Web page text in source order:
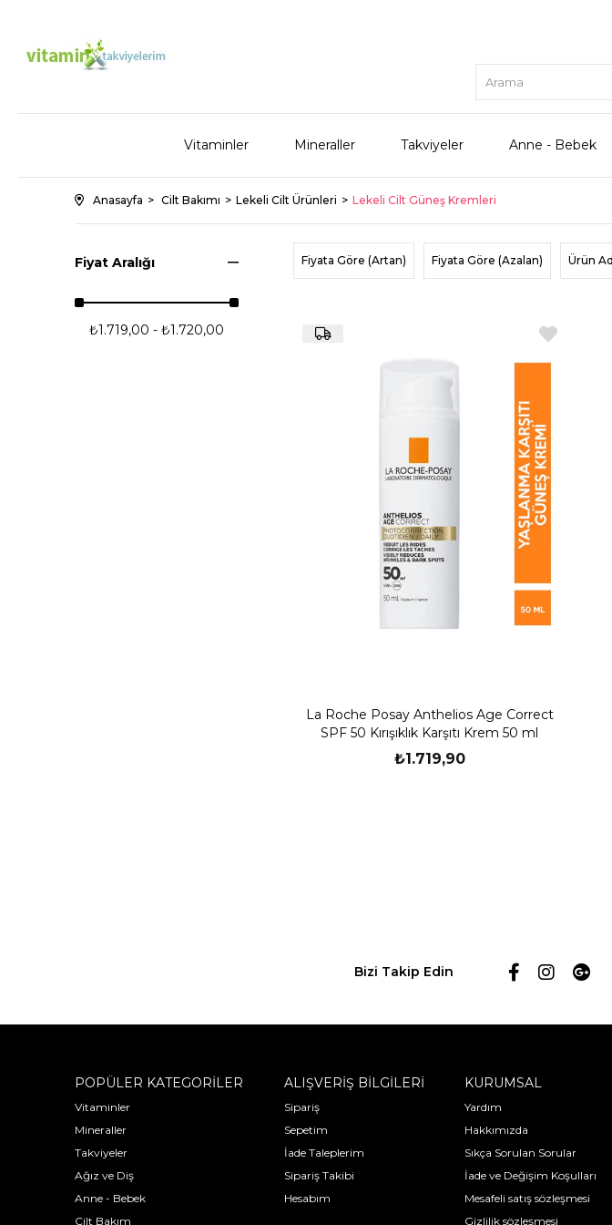
Vitaminler Mineraller Takviyeler Anne - Bebek
Anasayfa Cilt Bakımı Lekeli Cilt Ürünleri Lekeli Cilt Güneş Kremleri
Fiyat Aralığı
₺1.719,00 - ₺1.720,00
Fiyata Göre (Artan) Fiyata Göre (Azalan) Ürün
La Roche Posay Anthelios Age Correct
SPF 50 Kırışıklık Karşıtı Krem 50 ml
₺1.719,90
Bizi Takip Edin
POPÜLER KATEGORİLER
Vitaminler
Mineraller
Takviyeler
Ağız ve Diş
Anne - Bebek
Cilt Bakım
ALIŞVERİŞ BİLGİLERİ
Sipariş
Sepetim
İade Taleplerim
Sipariş Takibi
Hesabım
KURUMSAL
Yardım
Hakkımızda
Sıkça Sorulan Sorular
İade ve Değişim Koşulları
Mesafeli satış sözleşmesi
Gizlilik sözleşmesi